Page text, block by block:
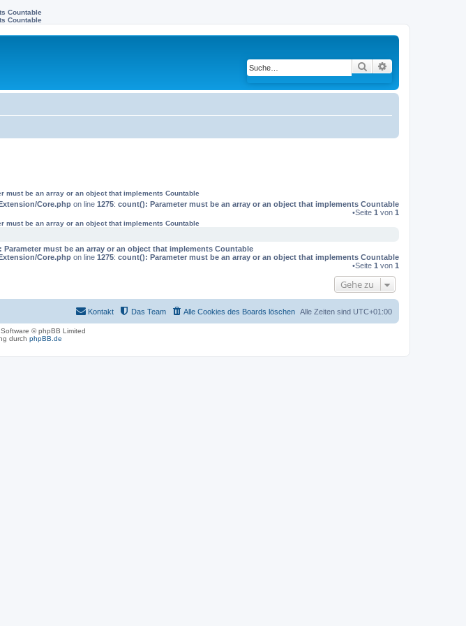
Countable
Countable
Suche
must be an array or an object that implements Countable
Core.php on line 1275: count(): Parameter must be an array or an object that implements Countable
•Seite 1 von 1
must be an array or an object that implements Countable
Parameter must be an array or an object that implements Countable
Core.php on line 1275: count(): Parameter must be an array or an object that implements Countable
•Seite 1 von 1
Gehe zu
Alle Zeiten sind UTC+01:00
Alle Cookies des Boards löschen
Das Team
Kontakt
© phpBB Limited
durch phpBB.de